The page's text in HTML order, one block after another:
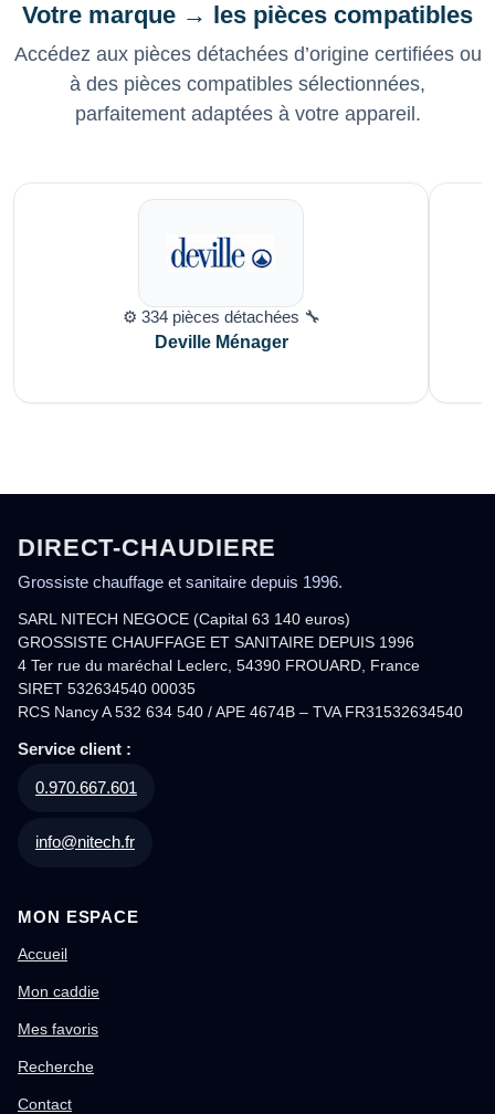
Votre marque → les pièces compatibles
Accédez aux pièces détachées d’origine certifiées ou
à des pièces compatibles sélectionnées,
parfaitement adaptées à votre appareil.
⚙️ 334 pièces détachées 🔧
Deville Ménager
DIRECT-CHAUDIERE
Grossiste chauffage et sanitaire depuis 1996.
SARL NITECH NEGOCE (Capital 63 140 euros)
GROSSISTE CHAUFFAGE ET SANITAIRE DEPUIS 1996
4 Ter rue du maréchal Leclerc, 54390 FROUARD, France
SIRET 532634540 00035
RCS Nancy A 532 634 540 / APE 4674B – TVA FR31532634540
Service client :
0.970.667.601
info@nitech.fr
MON ESPACE
Accueil
Mon caddie
Mes favoris
Recherche
Contact